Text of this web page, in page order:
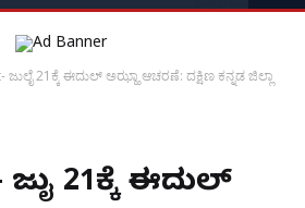
ಜುಲೈ 21ಕ್ಕೆ ಈದುಲ್ ಅಝ್ಹಾ ಆಚರಣೆ: ದಕ್ಷಿಣ ಕನ್ನಡ ಜಿಲ್ಲಾ
ಜುಲೈ 21ಕ್ಕೆ ಈದುಲ್